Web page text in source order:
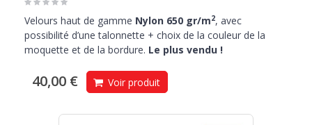
Velours haut de gamme Nylon 650 gr/m2, avec
possibilité d’une talonnette + choix de la couleur de la
moquette et de la bordure. Le plus vendu !
40,00 € Voir produit